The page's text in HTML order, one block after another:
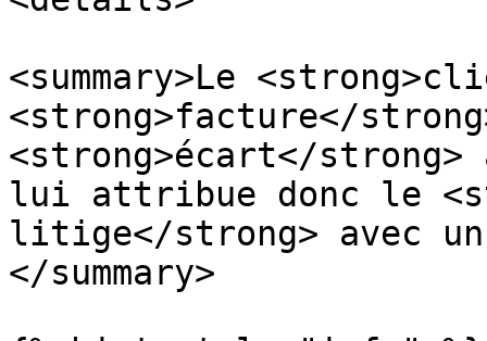
<summary>Le
<strong>facture</
<strong>écart</
lui attribue donc le
litige</strong> avec
</summary>